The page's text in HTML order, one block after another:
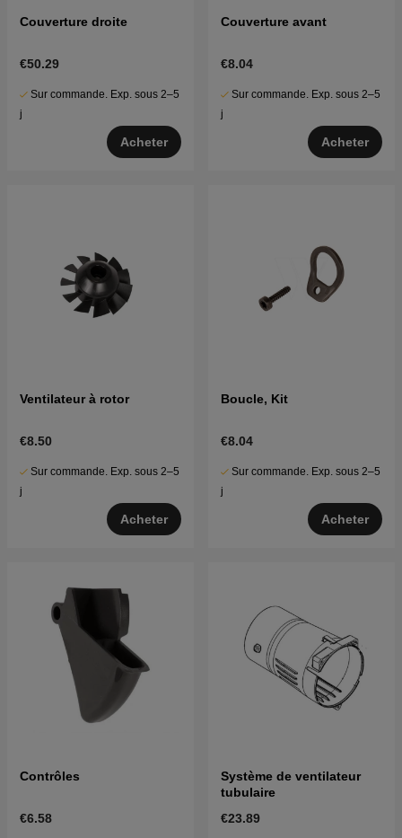
Couverture droite
€50.29
Sur commande. Exp. sous 2–5
j
Acheter
Couverture avant
€8.04
Sur commande. Exp. sous 2–5
j
Acheter
Ventilateur à rotor
€8.50
Sur commande. Exp. sous 2–5
j
Acheter
Boucle, Kit
€8.04
Sur commande. Exp. sous 2–5
j
Acheter
Contrôles
€6.58
Système de ventilateur
tubulaire
€23.89